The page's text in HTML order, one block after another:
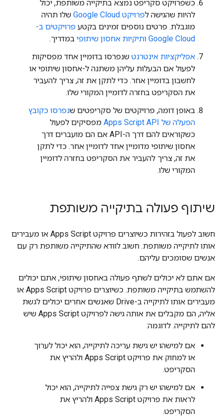
כשפרויקט סקריפט נמצא בתיקייה משותפת, יכול
להיות שהגישה לפרויקט Google Cloud
שלו תהיה
מוגבלת. פרטים נוספים זמינים בקטע פרויקטים ב-
Google Cloud ותיקיות אחסון שיתופי
במדריך.
אפליקציות אינטרנט שנפרסו בדומיין אחד מפסיקות
לפעול אם הבעלות עליהן משתנה ל-אחסון שיתופי או
לחשבון בדומיין אחר. כדי לתקן את זה, צריך להעביר
את הסקריפט בחזרה לדומיין המקורי שלו.
באופן דומה, פרויקטים של סקריפטים שנפרסו כקובץ
הפעלה של Apps Script API
מפסיקים לפעול
כשקוראים להם דרך ה-API אם הם מועברים דרך
אחסון שיתופי מדומיין אחד לדומיין אחר. כדי לתקן
את זה, צריך להעביר את הסקריפט בחזרה לדומיין
המקורי שלו.
שיתוף פעולה בתיקייה משותפת
חשוב לפעול בזהירות כשיוצרים פרויקט Apps Script או מעבירים
אותו לתיקייה משותפת. חשוב לוודא שהתיקייה משותפת רק עם
אנשים שסומכים עליהם.
אם אתם לא יכולים לשתף פעולה באחסון שיתופי, אתם יכולים
להשתמש בתיקייה משותפת. כשיוצרים פרויקט Apps Script או
מעבירים אותו לתיקייה ב-Drive שאנשים אחרים יכולים לגשת
אליה, הם מקבלים את אותה גישה לפרויקט Apps Script שיש
להם לתיקייה. לדוגמה:
אם למישהו יש גישת עריכה לתיקייה, הוא יכול לערוך
או למחוק את פרויקט Apps Script ולהריץ את
הסקריפט.
אם למישהו יש רק גישת צפייה לתיקייה, הוא יכול
לראות את פרויקט Apps Script ולהריץ את
הסקריפט.